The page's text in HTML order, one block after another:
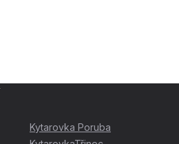
Kytarovka Poruba